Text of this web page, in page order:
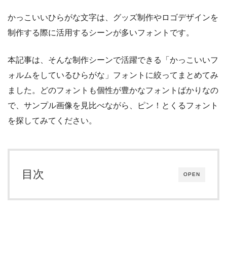
かっこいいひらがな文字は、グッズ制作やロゴデザインを
制作する際に活用するシーンが多いフォントです。
本記事は、そんな制作シーンで活躍できる「かっこいいフ
ォルムをしているひらがな」フォントに絞ってまとめてみ
ました。どのフォントも個性が豊かなフォントばかりなの
で、サンプル画像を見比べながら、ピン！とくるフォント
を探してみてください。
OPEN
目次